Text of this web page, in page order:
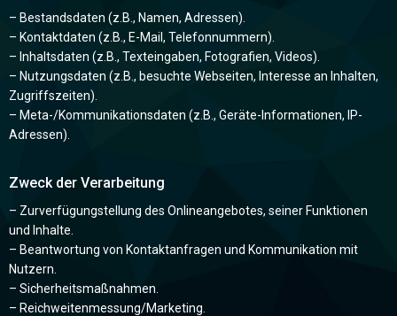
– Bestandsdaten (z.B., Namen, Adressen).
– Kontaktdaten (z.B., E-Mail, Telefonnummern).
– Inhaltsdaten (z.B., Texteingaben, Fotografien, Videos).
– Nutzungsdaten (z.B., besuchte Webseiten, Interesse an Inhalten,
Zugriffszeiten).
– Meta-/Kommunikationsdaten (z.B., Geräte-Informationen, IP-
Adressen).
Zweck der Verarbeitung
– Zurverfügungstellung des Onlineangebotes, seiner Funktionen
und Inhalte.
– Beantwortung von Kontaktanfragen und Kommunikation mit
Nutzern.
– Sicherheitsmaßnahmen.
– Reichweitenmessung/Marketing.